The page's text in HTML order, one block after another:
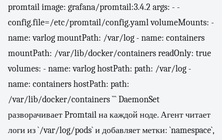
promtail image: grafana/promtail:3.4.2 args: - -
config.file=/etc/promtail/config.yaml volumeMounts: -
name: varlog mountPath: /var/log - name: containers
mountPath: /var/lib/docker/containers readOnly: true
volumes: - name: varlog hostPath: path: /var/log -
name: containers hostPath: path:
/var/lib/docker/containers ``` DaemonSet
разворачивает Promtail на каждой ноде. Агент читает
логи из `/var/log/pods` и добавляет метки: `namespace`,